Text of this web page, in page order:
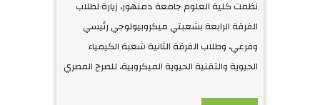
والصناعات التكاملية
نظمت كلية العلوم جامعة دمنهور، زيارة لطلاب
الفرقة الرابعة بشعبتي ميكروبيولوجي رئيسي
وفرعي، وطلاب الفرقة الثانية شعبة الكيمياء
الحيوية والتقنية الحيوية الميكروبية، للصرح المصري